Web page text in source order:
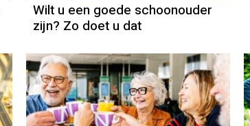
Wilt u een goede schoonouder
zijn? Zo doet u dat